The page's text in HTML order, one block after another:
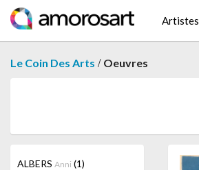
Artistes
Le Coin Des Arts / Oeuvres
ALBERS Anni (1)